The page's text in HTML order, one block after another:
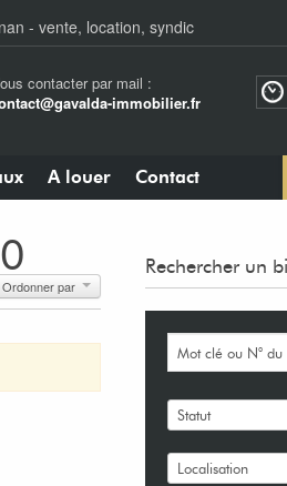
- vente, location, syndic
contacter par mail :
immobilier.fr
A louer Contact
Ordonner par
Rechercher un